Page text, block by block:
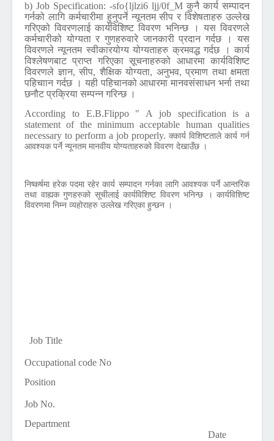
b) Job Specification: -sfo{ljlzi6 ljj/0f_M कुनै कार्य सम्पादन
गर्नको लागि कर्मचारीमा हुनुपर्ने न्यूनतम सीप र विशेषताहरु उल्लेख
गरिएको विवरणलाई कार्यविशिष्ट विवरण भनिन्छ । यस विवरणले
कर्मचारीको योग्यता र गुणहरुवारे जानकारी प्रदान गर्दछ । यस
विवरणले न्यूनतम स्वीकारयोग्य योग्यताहरु क्रमवद्ध गर्दछ । कार्य
विश्लेषणबाट प्राप्त गरिएका सूचनाहरुको आधारमा कार्यविशिष्ट
विवरणले ज्ञान, सीप, शैक्षिक योग्यता, अनुभव, प्रमाण तथा क्षमता
पहिचाान गर्दछ । यही पहिचानको आधारमा मानवसंसाधन भर्ना तथा
छनौट प्रक्रिया सम्पन्न गरिन्छ ।
According to E.B.Flippo " A job specification is a
statement of the minimum acceptable human qualities
necessary to perform a job properly. क्कार्य विशिष्टताले कार्य गर्न
आवश्यक पर्ने न्यूनतम मानवीय योग्यताहरुको विवरण देखाउँछ ।
निष्कर्षमा हरेक पदमा रहेर कार्य सम्पादन गर्नका लागि आवश्यक पर्ने आन्तरिक
तथा वाह्यक गुणहरुको सूचीलाई कार्यविशिष्ट विवरण भनिन्छ । कार्यविशिष्ट
विवरणमा निम्न व्यहोराहरु उल्लेख गरिएका हुन्छन ।
Job Title
Occupational code No
Position
Job No.
Department
Date